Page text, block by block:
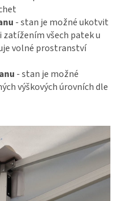
- stan je možné ukotvit
všech patek u
volné prostranství
- stan je možné
výškových úrovních dle